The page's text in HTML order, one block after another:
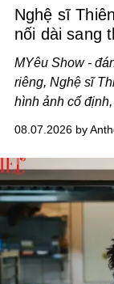
Nghệ sĩ
nối dài sang
MYêu Show -
riêng, Nghệ sĩ
hình ảnh cố
một bộ suit lụa -
âm nhạc.
08.07.2026 by